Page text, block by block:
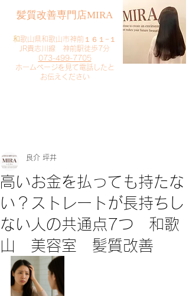
​髪質改善専門店MIRA
​和歌山県和歌山市神前１６１−１
JR貴志川線 神前駅徒歩7分
073-499-7705
​ホームページを見て電話したと
お伝えください
高いお金を払っても持たな
い？ストレートが長持ちし
ない人の共通点7つ 和歌
山 美容室 髪質改善
良介 坪井